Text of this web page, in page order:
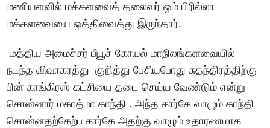
மணியளவில் மக்களவைத் தலைவர் ஓம் பிரில்லா
மக்களவையை ஒத்திவைத்து இருந்தார்.
மத்திய அமைச்சர் பீயூச் கோயல் மாநிலங்களவையில்
நடந்த விவாகரத்து குறித்து பேசியபோது சுதந்திரத்திற்கு
பின் காங்கிரஸ் கட்சியை தடை செய்ய வேண்டும் என்று
சொன்னார் மகாத்மா காந்தி . அந்த கார்கே வாழும் காந்தி
சொன்னதற்கேற்ப கார்கே அதற்கு வாழும் உதாரணமாக